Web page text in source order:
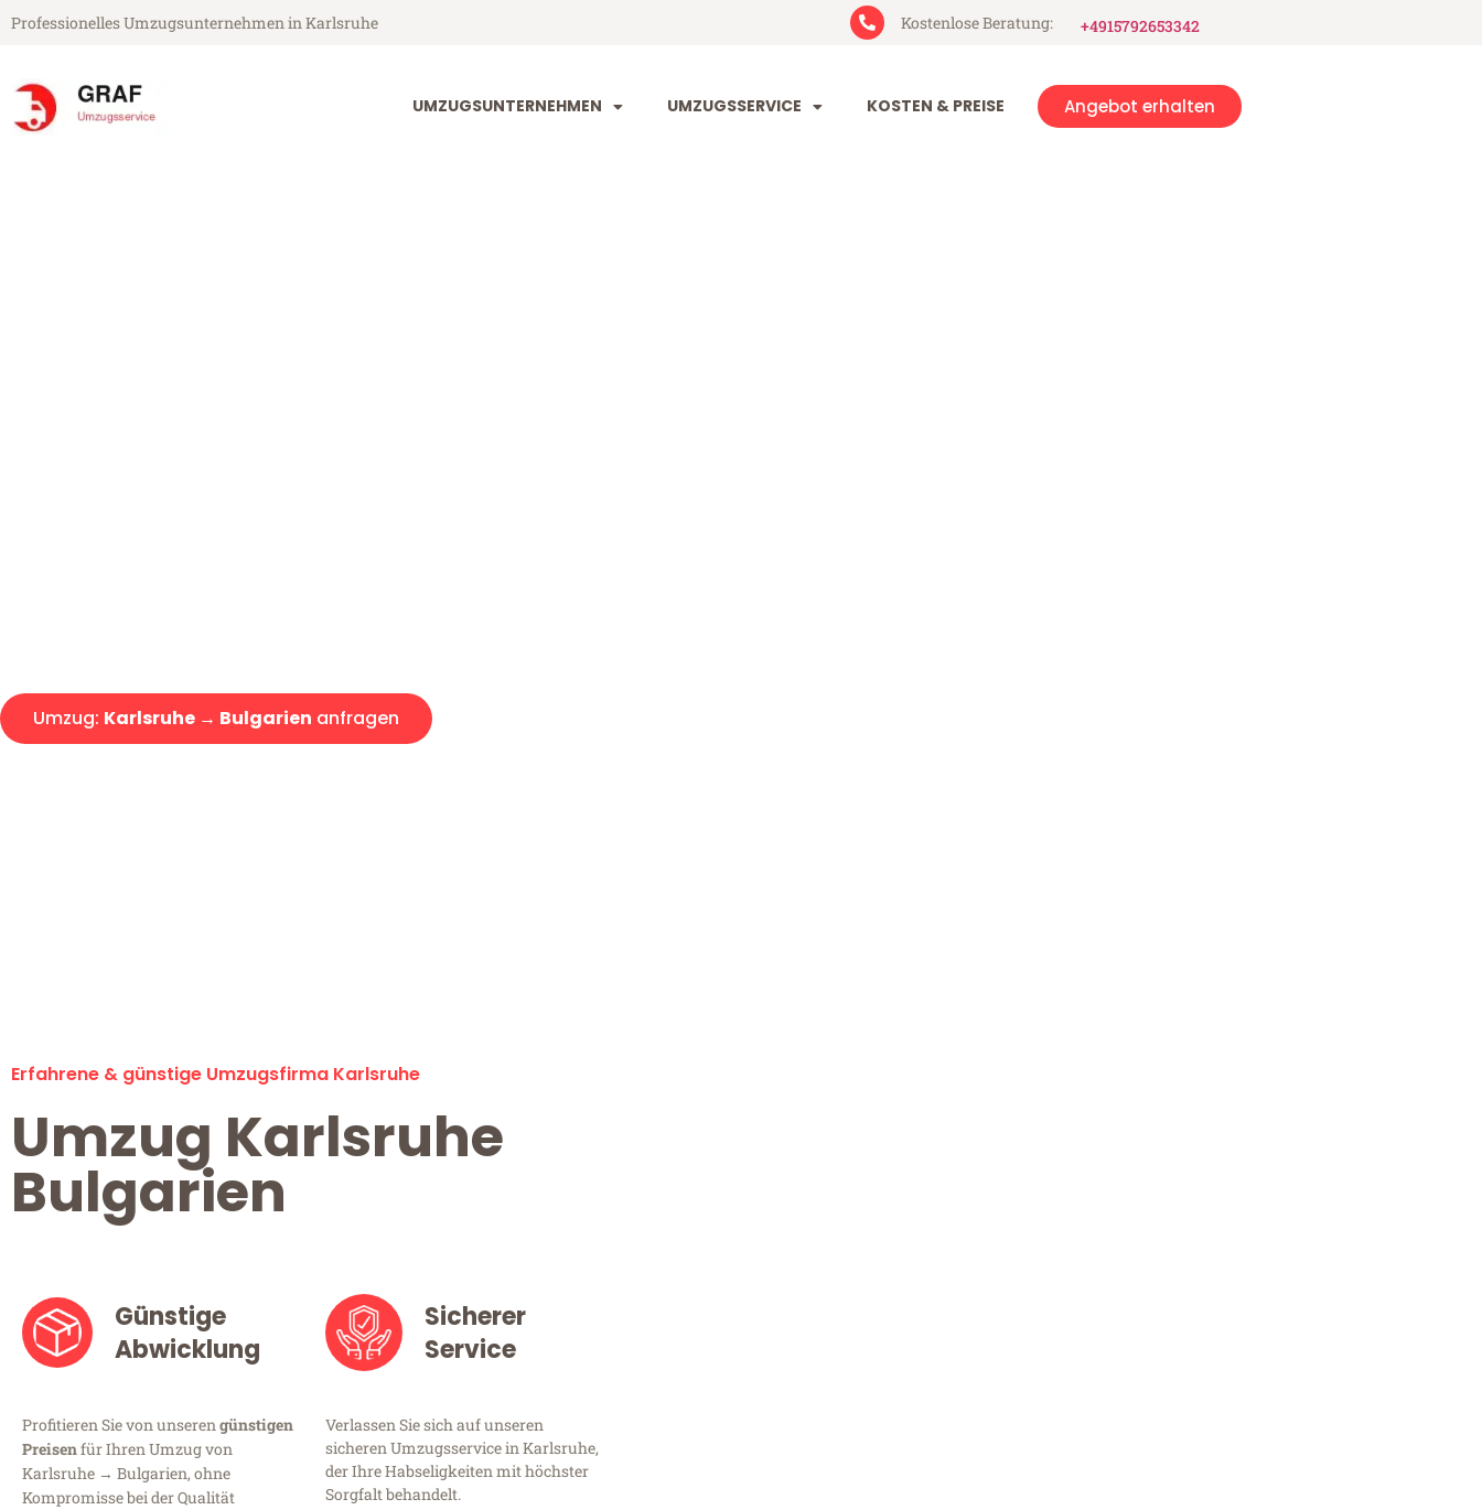
Professionelles Umzugsunternehmen in Karlsruhe Kostenlose Beratung: +4915792653342
UMZUGSUNTERNEHMEN UMZUGSSERVICE KOSTEN & PREISE Angebot erhalten
Umzug: Karlsruhe → Bulgarien anfragen
Erfahrene & günstige Umzugsfirma Karlsruhe
Umzug Karlsruhe
Bulgarien
Günstige
Abwicklung
Profitieren Sie von unserengünstigen
Preisenfür Ihren Umzug von
Karlsruhe → Bulgarien, ohne
Kompromisse bei der Qualität
Sicherer
Service
Verlassen Sie sich auf unseren
sicheren Umzugsservice in Karlsruhe,
der Ihre Habseligkeiten mit höchster
Sorgfalt behandelt.